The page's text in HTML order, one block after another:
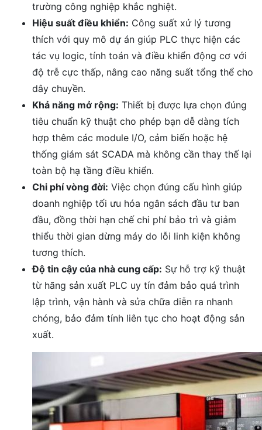
trường công nghiệp khắc nghiệt.
Hiệu suất điều khiển: Công suất xử lý tương
thích với quy mô dự án giúp PLC thực hiện các
tác vụ logic, tính toán và điều khiển động cơ với
độ trễ cực thấp, nâng cao năng suất tổng thể cho
dây chuyền.
Khả năng mở rộng: Thiết bị được lựa chọn đúng
tiêu chuẩn kỹ thuật cho phép bạn dễ dàng tích
hợp thêm các module I/O, cảm biến hoặc hệ
thống giám sát SCADA mà không cần thay thế lại
toàn bộ hạ tầng điều khiển.
Chi phí vòng đời: Việc chọn đúng cấu hình giúp
doanh nghiệp tối ưu hóa ngân sách đầu tư ban
đầu, đồng thời hạn chế chi phí bảo trì và giảm
thiểu thời gian dừng máy do lỗi linh kiện không
tương thích.
Độ tin cậy của nhà cung cấp: Sự hỗ trợ kỹ thuật
từ hãng sản xuất PLC uy tín đảm bảo quá trình
lập trình, vận hành và sửa chữa diễn ra nhanh
chóng, bảo đảm tính liên tục cho hoạt động sản
xuất.